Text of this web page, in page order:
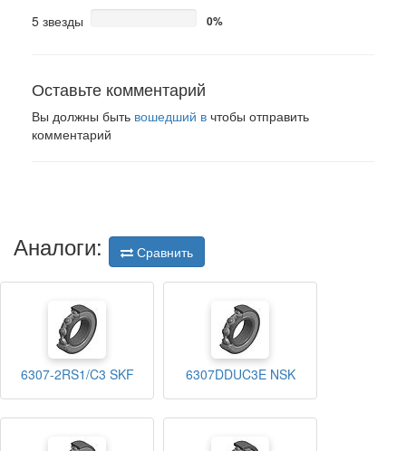
5 звезды 0%
Оставьте комментарий
Вы должны быть вошедший в чтобы отправить
комментарий
Аналоги: Сравнить
6307-2RS1/C3 SKF 6307DDUC3E NSK